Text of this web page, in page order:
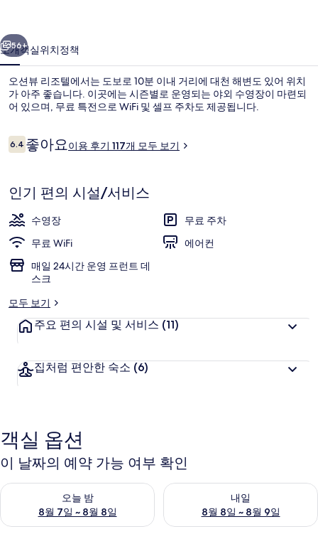
사
진
갤
러
리
56+
소개객실위치정책
오션뷰 리조텔에서는 도보로 10분 이내 거리에 대천 해변도 있어 위치
가 아주 좋습니다. 이곳에는 시즌별로 운영되는 야외 수영장이 마련되
어 있으며, 무료 특전으로 WiFi 및 셀프 주차도 제공됩니다.
이
용
기
6.410점 만점 중 6.4점.
좋아요이용 후기 117개 모두 보기
인기 편의 시설/서비스
수영장
무료 주차
무료 WiFi
에어컨
매일 24시간 운영 프런트 데
스크
모두 보기
주요 편의 시설 및 서비스 (11)
집처럼 편안한 숙소 (6)
객실 옵션
이 날짜의 예약 가능 여부 확인
오늘 밤
8월 7일 ~ 8월 8일
오늘 밤 예약 가능 여부 확인, 8월 7일 ~ 8월 8일
내일
8월 8일 ~ 8월 9일
내일 예약 가능 여부 확인, 8월